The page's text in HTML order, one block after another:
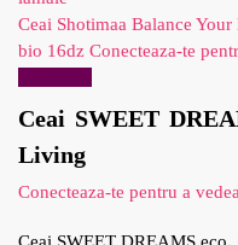
Ceai Shotimaa Balance
bio 16dz Conecteaza-te
Ceai SWEET
Living
Conecteaza-te pentru a